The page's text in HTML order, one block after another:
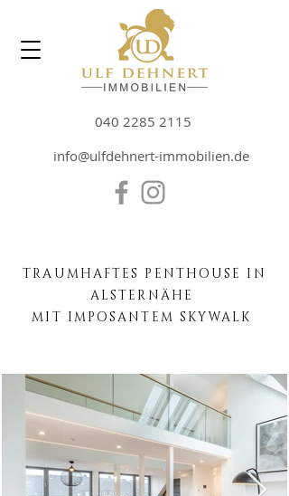
info@ulfdehnert-immobilien.de
040 2285 2115
TRAUMHAFTES PENTHOUSE IN
ALSTERNÄHE
MIT IMPOSANTEM SKYWALK